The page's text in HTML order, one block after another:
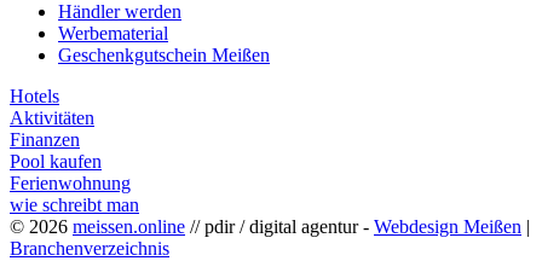
Händler werden
Werbematerial
Geschenkgutschein Meißen
Hotels
Aktivitäten
Finanzen
Pool kaufen
Ferienwohnung
wie schreibt man
© 2026 meissen.online // pdir / digital agentur - Webdesign Meißen |
Branchenverzeichnis